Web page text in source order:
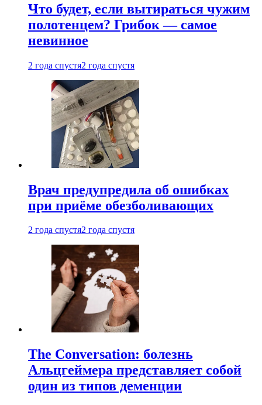
Что будет, если вытираться чужим
полотенцем? Грибок — самое
невинное
2 года спустя2 года спустя
Врач предупредила об ошибках
при приëме обезболивающих
2 года спустя2 года спустя
The Conversation: болезнь
Альцгеймера представляет собой
один из типов деменции